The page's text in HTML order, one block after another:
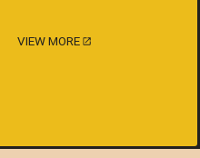
VIEW MORE